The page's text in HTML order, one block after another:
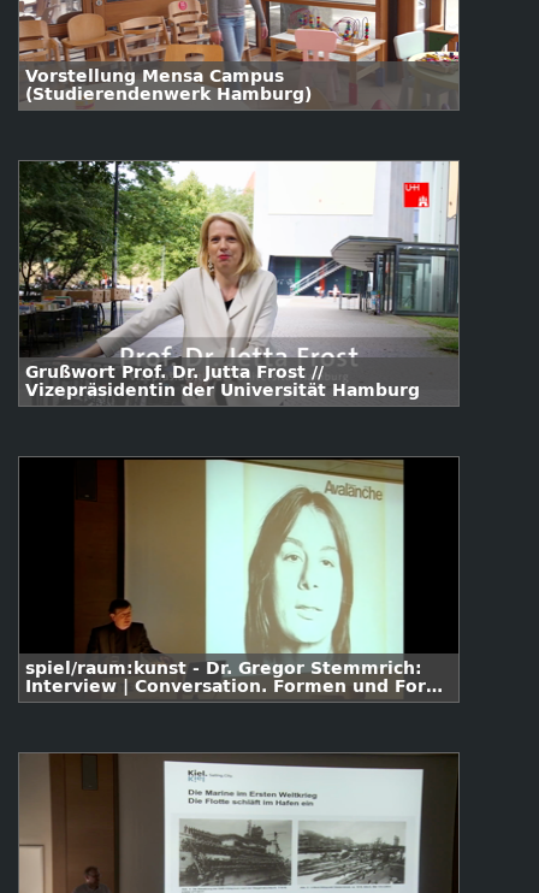
Vorstellung Mensa Campus
(Studierendenwerk Hamburg)
Grußwort Prof. Dr. Jutta Frost //
Vizepräsidentin der Universität Hamburg
spiel/raum:kunst - Dr. Gregor Stemmrich:
Interview | Conversation. Formen und Foren
des Künstlergesprächs | seit Vasari (2010)